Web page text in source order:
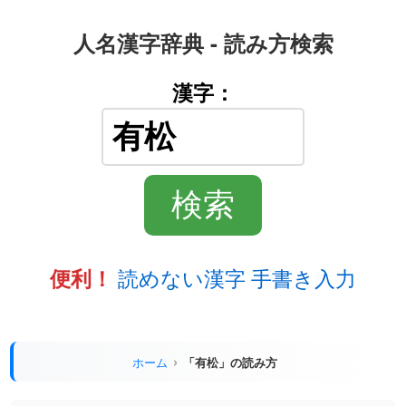
人名漢字辞典 - 読み方検索
漢字：
便利！ 読めない漢字 手書き入力
ホーム 「有松」の読み方